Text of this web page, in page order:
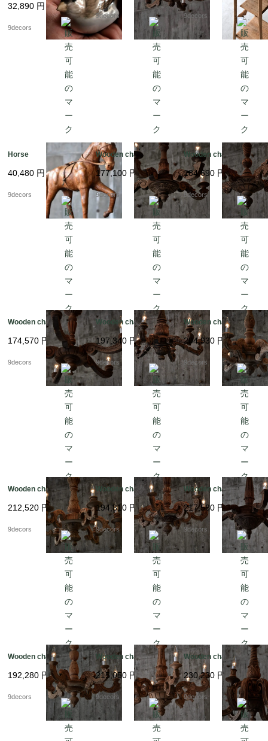
32,890 円
9decors
9decors 9decors
Horse
40,480 円
9decors
Wooden chandelier
177,100 円
9decors
Wooden chandelier
184,690 円
9decors
Wooden chandelier
174,570 円
9decors
Wooden chandelier
197,340 円
9decors
Wooden chandelier
204,930 円
9decors
Wooden chandelier
212,520 円
9decors
Wooden chandelier
194,810 円
9decors
Wooden chandelier
217,580 円
9decors
Wooden chandelier
192,280 円
9decors
Wooden chandelier
215,050 円
9decors
Wooden chandelier
230,230 円
9decors